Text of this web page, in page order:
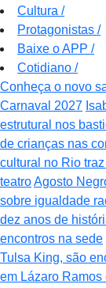
Cultura /
Protagonistas /
Baixe o APP /
Cotidiano /
Conheça o novo
Carnaval 2027
estrutural nos
de crianças nas
cultural no Rio
teatroAgosto
sobre igualdade
dez anos de
encontros na sede
Tulsa King, são
em Lázaro